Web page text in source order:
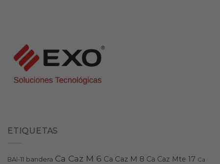
ETIQUETAS
BAI-11 bandera Ca Caz M 6 Ca Caz M 8 Ca Caz Mte 17 Ca